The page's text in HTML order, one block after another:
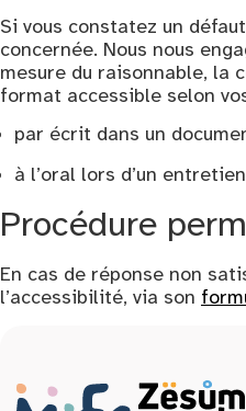
Si vous constatez un
concernée. Nous nous
mesure du raisonnable, la
format accessible selon
par écrit dans un
à l’oral lors d’un
Procédure
En cas de réponse non
l’accessibilité, via son